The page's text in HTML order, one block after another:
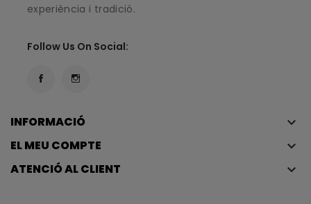
experiència i tradició.
Follow Us On Social:
INFORMACIÓ keyboard_arrow_down
EL MEU COMPTE keyboard_arrow_down
ATENCIÓ AL CLIENT keyboard_arrow_down